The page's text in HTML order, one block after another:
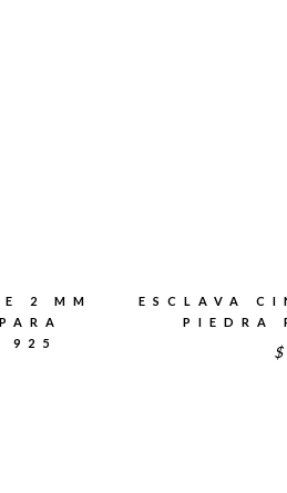
2 MM
925
ESCLAVA
PIEDRA
$